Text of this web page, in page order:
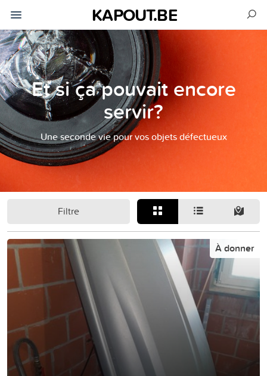
KAPOUT.BE
Et si ça pouvait encore
servir?
Une seconde vie pour vos objets défectueux
Filtre
À donner